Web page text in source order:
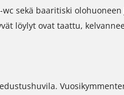
sekä baaritiski
löylyt ovat taattu,